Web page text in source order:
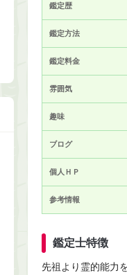
鑑定歴
鑑定方法
鑑定料金
雰囲気
趣味
ブログ
個人ＨＰ
参考情報
鑑定士特徴
先祖より霊的能力